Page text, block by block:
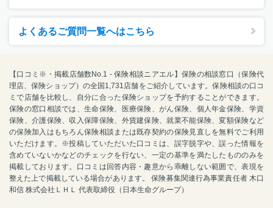
よくあるご質問一覧へはこちら
【口コミ※・掲載店舗数No.1 - 保険相談ニアエル】保険の相談窓口（保険代
理店、保険ショップ）の全国1,731店舗をご紹介しています。保険相談の口コ
ミで店舗を比較し、自分に合った保険ショップを予約することができます。
保険の窓口相談では、生命保険、医療保険、がん保険、個人年金保険、学資
保険、介護保険、収入保障保険、外貨建保険、就業不能保険、変額保険など
の保険加入はもちろん保険相談または既存契約の保険見直しを無料でご利用
いただけます。※投稿していただいた口コミは、誤字脱字や、誤った情報を
含めていないかなどのチェックを行ない、一定の基準を満たしたもののみを
掲載しております。口コミは回答内容・趣意から乖離しない範囲で、表現を
整えた上で掲載している場合があります。 保険募集関連行為事業責任者 木口
和信 株式会社ＬＨＬ 代表取締役（日本生命グループ）